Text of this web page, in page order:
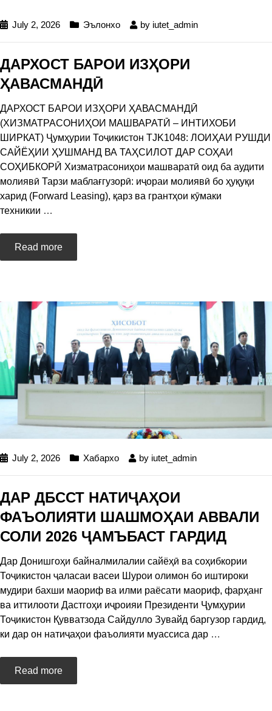
July 2, 2026 Эълонхо by iutet_admin
ДАРХОСТ БАРОИ ИЗҲОРИ
ҲАВАСМАНДӢ
ДАРХОСТ БАРОИ ИЗҲОРИ ҲАВАСМАНДӢ
(ХИЗМАТРАСОНИҲОИ МАШВАРАТӢ – ИНТИХОБИ
ШИРКАТ) Ҷумҳурии Тоҷикистон TJK1048: ЛОИҲАИ РУШДИ
САЙЁҲИИ ҲУШМАНД ВА ТАҲСИЛОТ ДАР СОҲАИ
СОҲИБКОРӢ Хизматрасониҳои машваратӣ оид ба аудити
молиявӣ Тарзи маблағгузорӣ: иҷораи молиявӣ бо ҳуқуқи
харид (Forward Leasing), қарз ва грантҳои кӯмаки
техникии …
Read more
July 2, 2026 Хабархо by iutet_admin
ДАР ДБССТ НАТИҶАҲОИ
ФАЪОЛИЯТИ ШАШМОҲАИ АВВАЛИ
СОЛИ 2026 ҶАМЪБАСТ ГАРДИД
Дар Донишгоҳи байналмилалии сайёҳӣ ва соҳибкории
Тоҷикистон ҷаласаи васеи Шурои олимон бо иштироки
мудири бахши маориф ва илми раёсати маориф, фарҳанг
ва иттилооти Дастгоҳи иҷроияи Президенти Ҷумҳурии
Тоҷикистон Қувватзода Сайдулло Зувайд баргузор гардид,
ки дар он натиҷаҳои фаъолияти муассиса дар …
Read more